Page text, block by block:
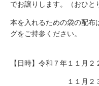
でお譲りします。（おひと
本を入れるための袋の配布
グをご持参ください。
【日時】令和７年１１月
１１月２３日（日